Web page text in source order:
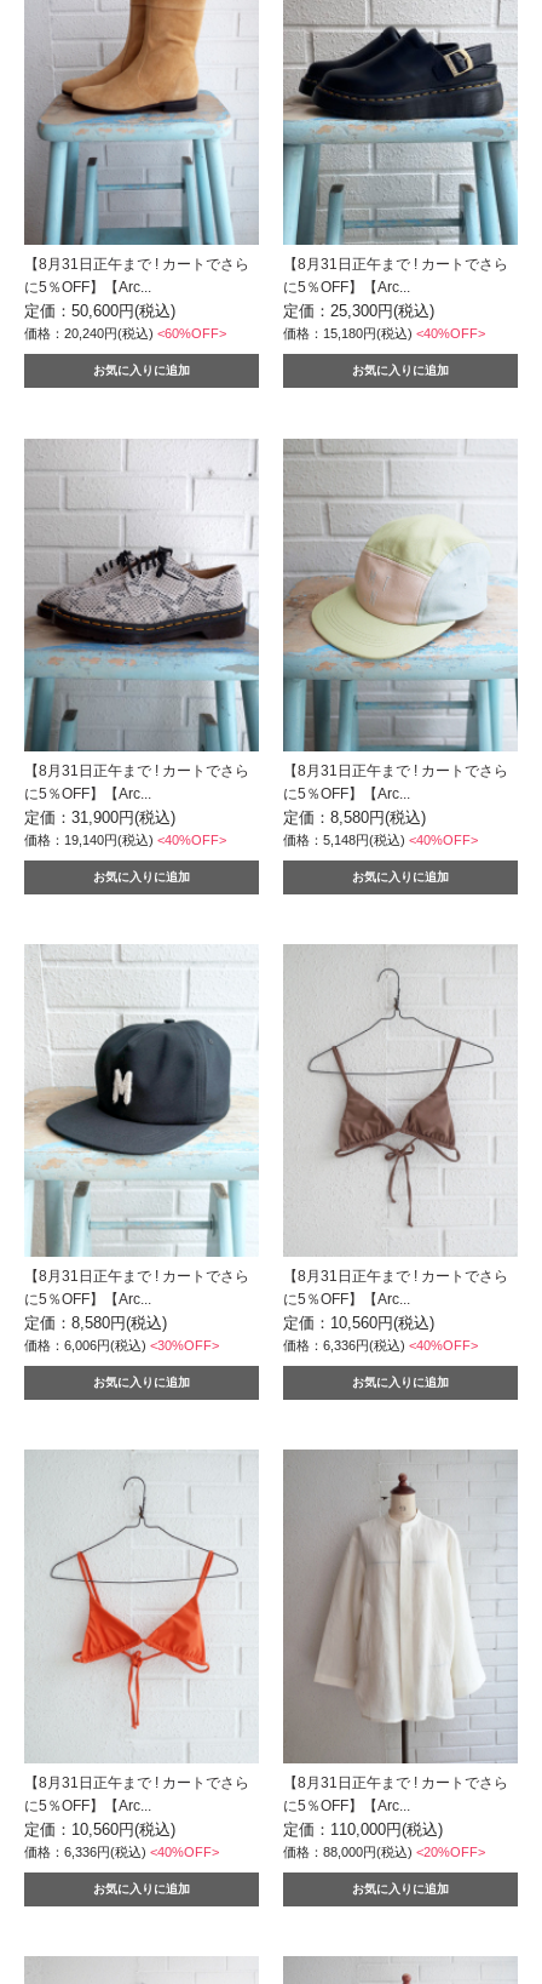
【8月31日正午まで ! カートでさら
に5％OFF】【Arc...
定価：50,600円(税込)
価格：20,240円(税込) <60%OFF>
【8月31日正午まで ! カートでさら
に5％OFF】【Arc...
定価：25,300円(税込)
価格：15,180円(税込)<40%OFF>
【8月31日正午まで ! カートでさら
に5％OFF】【Arc...
定価：31,900円(税込)
価格：19,140円(税込) <40%OFF>
【8月31日正午まで ! カートでさら
に5％OFF】【Arc...
定価：8,580円(税込)
価格：5,148円(税込)<40%OFF>
【8月31日正午まで ! カートでさら
に5％OFF】【Arc...
定価：8,580円(税込)
価格：6,006円(税込) <30%OFF>
【8月31日正午まで ! カートでさら
に5％OFF】【Arc...
定価：10,560円(税込)
価格：6,336円(税込)<40%OFF>
【8月31日正午まで ! カートでさら
に5％OFF】【Arc...
定価：10,560円(税込)
価格：6,336円(税込) <40%OFF>
【8月31日正午まで ! カートでさら
に5％OFF】【Arc...
定価：110,000円(税込)
価格：88,000円(税込)<20%OFF>